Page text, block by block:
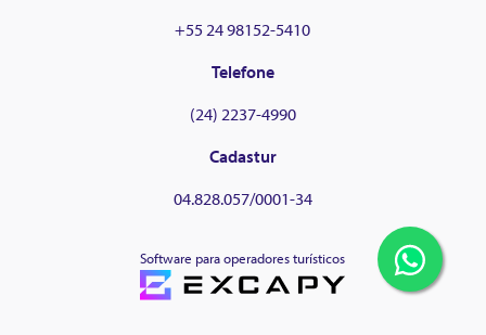
+55 24 98152-5410
Telefone
(24) 2237-4990
Cadastur
04.828.057/0001-34
Software para operadores turísticos